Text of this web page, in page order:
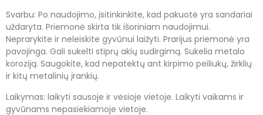
Svarbu: Po naudojimo, įsitinkinkite, kad pakuotė yra sandariai
uždaryta. Priemonė skirta tik išoriniam naudojimui.
Neprarykite ir neleiskite gyvūnui laižyti. Prarijus priemonė yra
pavojinga. Gali sukelti stiprų akių sudirgimą. Sukelia metalo
koroziją. Saugokite, kad nepatektų ant kirpimo peiliukų, žirklių
ir kitų metalinių įrankių.
Laikymas: laikyti sausoje ir vėsioje vietoje. Laikyti vaikams ir
gyvūnams nepasiekiamoje vietoje.